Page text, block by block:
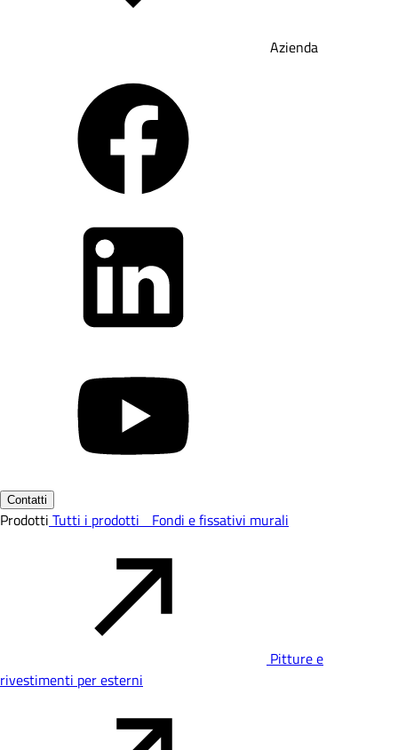
Azienda
Contatti
Prodotti Tutti i prodotti Fondi e fissativi murali
Pitture e
rivestimenti per esterni